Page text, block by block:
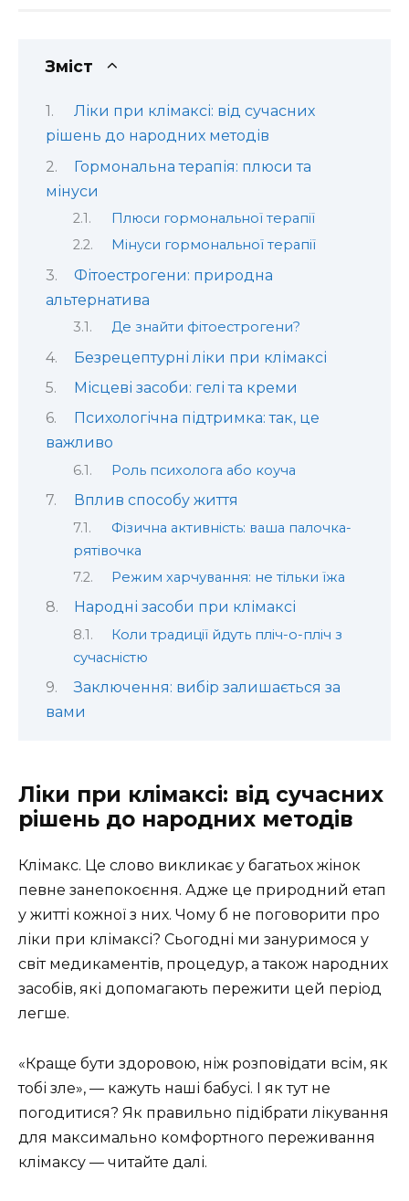
Зміст
Ліки при клімаксі: від сучасних
рішень до народних методів
Гормональна терапія: плюси та
мінуси
Плюси гормональної терапії
Мінуси гормональної терапії
Фітоестрогени: природна
альтернатива
Де знайти фітоестрогени?
Безрецептурні ліки при клімаксі
Місцеві засоби: гелі та креми
Психологічна підтримка: так, це
важливо
Роль психолога або коуча
Вплив способу життя
Фізична активність: ваша палочка-
рятівочка
Режим харчування: не тільки їжа
Народні засоби при клімаксі
Коли традиції йдуть пліч-о-пліч з
сучасністю
Заключення: вибір залишається за
вами
Ліки при клімаксі: від сучасних
рішень до народних методів
Клімакс. Це слово викликає у багатьох жінок
певне занепокоєння. Адже це природний етап
у житті кожної з них. Чому б не поговорити про
ліки при клімаксі? Сьогодні ми зануримося у
світ медикаментів, процедур, а також народних
засобів, які допомагають пережити цей період
легше.
«Краще бути здоровою, ніж розповідати всім, як
тобі зле», — кажуть наші бабусі. І як тут не
погодитися? Як правильно підібрати лікування
для максимально комфортного переживання
клімаксу — читайте далі.